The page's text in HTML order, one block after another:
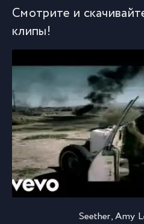
Смотрите и
клипы!
Seether, Amy